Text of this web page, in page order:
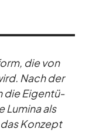
die von
Nach der
die Ei­gen­tü­
Lu­mina als
Kon­zept